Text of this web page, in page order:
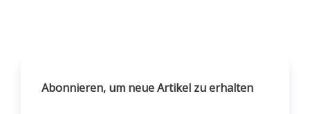
Abonnieren, um neue Artikel zu erhalten